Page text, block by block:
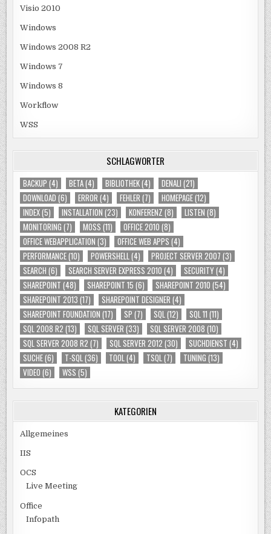
Visio 2010
Windows
Windows 2008 R2
Windows 7
Windows 8
Workflow
WSS
SCHLAGWÖRTER
BACKUP (4) BETA(4) BIBLIOTHEK(4) DENALI (21)
DOWNLOAD (6) ERROR (4) FEHLER (7) HOMEPAGE(12)
INDEX(5) INSTALLATION (23) KONFERENZ (8) LISTEN (8)
MONITORING (7) MOSS (11) OFFICE 2010 (8)
OFFICE WEBAPPLICATION (3) OFFICE WEB APPS (4)
PERFORMANCE(10) POWERSHELL (4) PROJECT SERVER 2007 (3)
SEARCH (6) SEARCH SERVER EXPRESS 2010 (4) SECURITY(4)
SHAREPOINT (48) SHAREPOINT 15 (6) SHAREPOINT 2010 (54)
SHAREPOINT 2013 (17) SHAREPOINT DESIGNER (4)
SHAREPOINT FOUNDATION (17) SP (7) SQL (12) SQL 11 (11)
SQL 2008 R2 (13) SQL SERVER (33) SQL SERVER 2008 (10)
SQL SERVER 2008 R2 (7) SQL SERVER 2012 (30) SUCHDIENST (4)
SUCHE(6) T-SQL (36) TOOL (4) TSQL (7) TUNING (13)
VIDEO (6) WSS (5)
KATEGORIEN
Allgemeines
IIS
OCS
Live Meeting
Office
Infopath